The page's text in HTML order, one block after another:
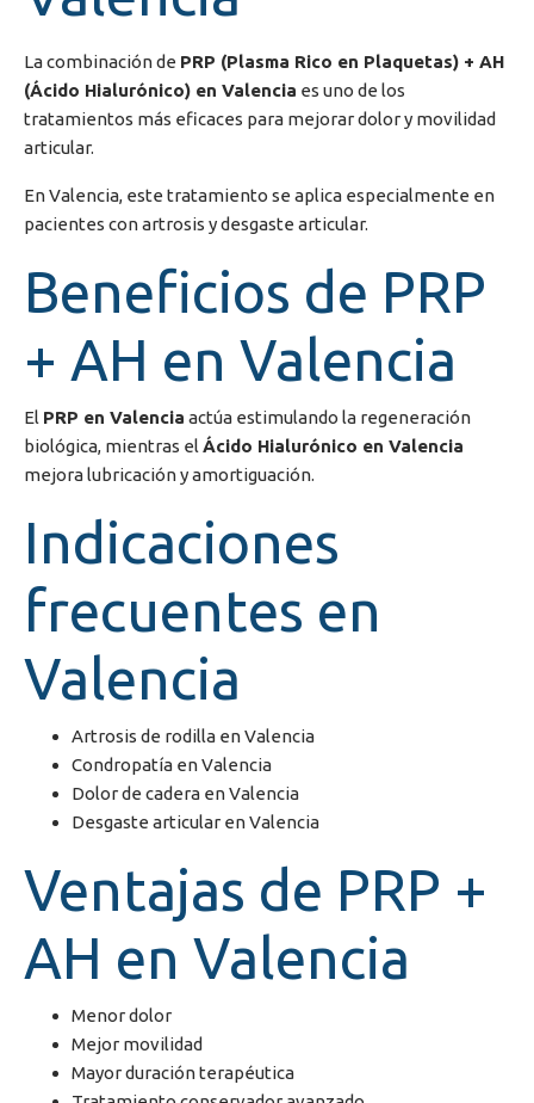
La combinación de PRP (Plasma Rico en Plaquetas) + AH
(Ácido Hialurónico) en Valencia es uno de los
tratamientos más eficaces para mejorar dolor y movilidad
articular.
EnValencia, este tratamiento se aplica especialmente en
pacientes con artrosis y desgaste articular.
Beneficios de PRP
+ AH en Valencia
El PRP en Valencia actúa estimulando la regeneración
biológica, mientras el Ácido Hialurónico en Valencia
mejora lubricación y amortiguación.
Indicaciones
frecuentes en
Valencia
Artrosis de rodilla en Valencia
Condropatía en Valencia
Dolor de cadera en Valencia
Desgaste articular en Valencia
Ventajas de PRP +
AH en Valencia
Menor dolor
Mejor movilidad
Mayor duración terapéutica